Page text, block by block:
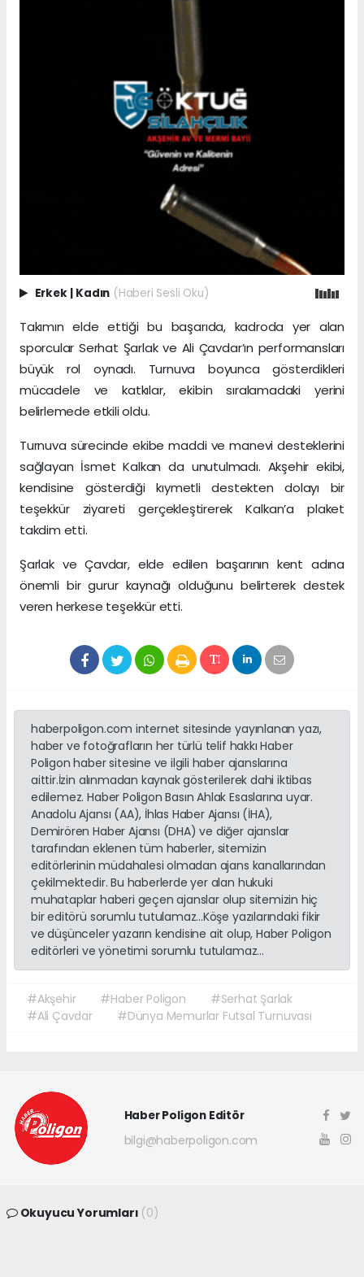
Erkek | Kadın (Haberi Sesli Oku)
Takımın elde ettiği bu başarıda, kadroda yer alan
sporcular Serhat Şarlak ve Ali Çavdar’ın performansları
büyük rol oynadı. Turnuva boyunca gösterdikleri
mücadele ve katkılar, ekibin sıralamadaki yerini
belirlemede etkili oldu.
Turnuva sürecinde ekibe maddi ve manevi desteklerini
sağlayan İsmet Kalkan da unutulmadı. Akşehir ekibi,
kendisine gösterdiği kıymetli destekten dolayı bir
teşekkür ziyareti gerçekleştirerek Kalkan’a plaket
takdim etti.
Şarlak ve Çavdar, elde edilen başarının kent adına
önemli bir gurur kaynağı olduğunu belirterek destek
veren herkese teşekkür etti.
haberpoligon.com internet sitesinde yayınlanan yazı,
haber ve fotoğrafların her türlü telif hakkı Haber
Poligon haber sitesine ve ilgili haber ajanslarına
aittir.İzin alınmadan kaynak gösterilerek dahi iktibas
edilemez. Haber Poligon Basın Ahlak Esaslarına uyar.
Anadolu Ajansı (AA), İhlas Haber Ajansı (İHA),
Demirören Haber Ajansı (DHA) ve diğer ajanslar
tarafından eklenen tüm haberler, sitemizin
editörlerinin müdahalesi olmadan ajans kanallarından
çekilmektedir. Bu haberlerde yer alan hukuki
muhataplar haberi geçen ajanslar olup sitemizin hiç
bir editörü sorumlu tutulamaz...Köşe yazılarındaki fikir
ve düşünceler yazarın kendisine ait olup, Haber Poligon
editörleri ve yönetimi sorumlu tutulamaz...
#Akşehir #Haber Poligon
#Serhat Şarlak
#Ali Çavdar
#Dünya Memurlar Futsal Turnuvası
Haber Poligon Editör
bilgi@haberpoligon.com
Okuyucu Yorumları (0)